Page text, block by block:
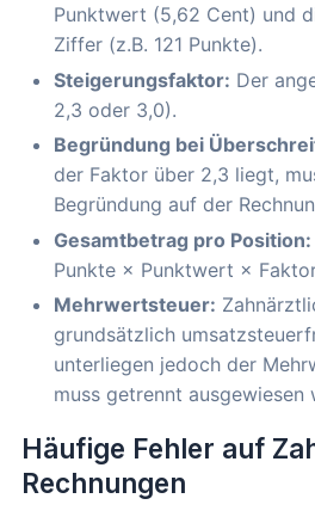
Punktwert (5,62 Cent) und
Ziffer (z.B. 121 Punkte).
Steigerungsfaktor: Der
2,3 oder 3,0).
Begründung bei
der Faktor über 2,3 liegt,
Begründung auf der
Gesamtbetrag pro Position:
Punkte × Punktwert ×
Mehrwertsteuer:
grundsätzlich
unterliegen jedoch der
muss getrennt ausgewiesen
Häufige Fehler auf
Rechnungen